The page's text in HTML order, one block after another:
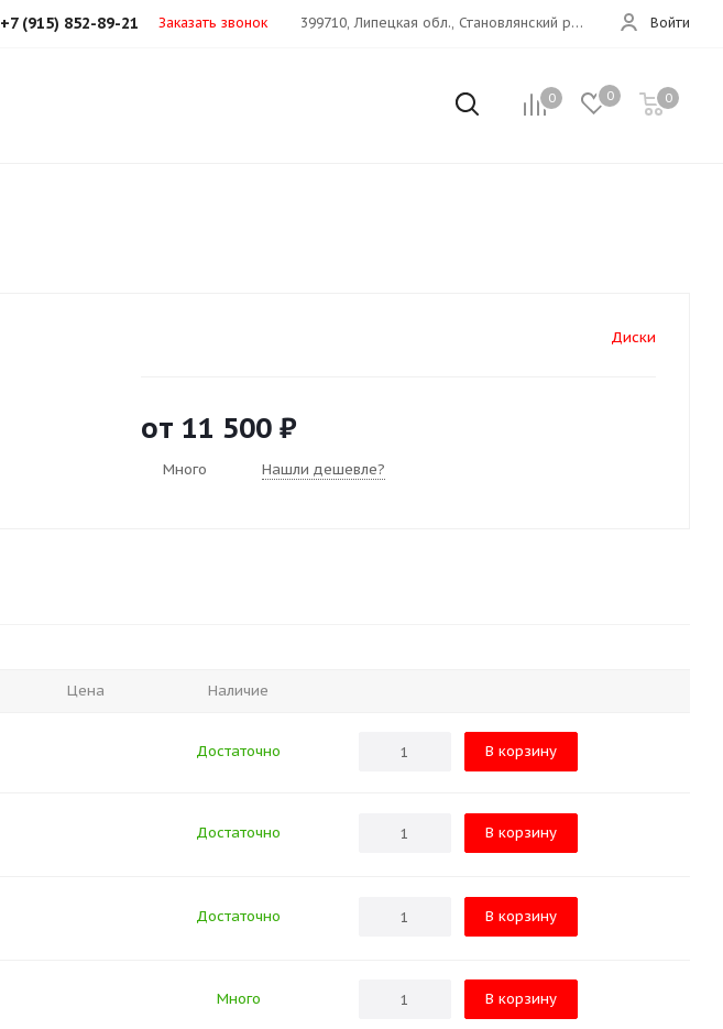
Войти
399710, Липецкая обл., Становлянский р-н, с. Становое, ул. Московская, д.66Д (Дон 360 км)
+7 (915) 852-89-21 Заказать звонок
0 0 0
Диски
от 11 500 ₽
Много Нашли дешевле?
Цена Наличие
Достаточно В корзину
Достаточно В корзину
Достаточно В корзину
Много В корзину